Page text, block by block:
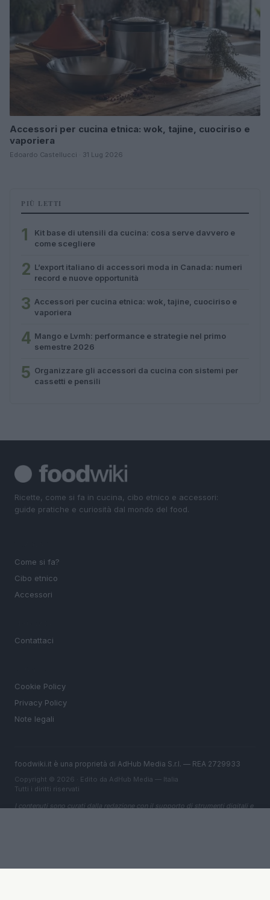
Accessori per cucina etnica: wok, tajine, cuociriso e
vaporiera
Edoardo Castellucci · 31 Lug 2026
PIÙ LETTI
1
Kit base di utensili da cucina: cosa serve davvero e
come scegliere
2 L’export italiano di accessori moda in Canada: numeri
record e nuove opportunità
3 Accessori per cucina etnica: wok, tajine, cuociriso e
vaporiera
4 Mango e Lvmh: performance e strategie nel primo
semestre 2026
5 Organizzare gli accessori da cucina con sistemi per
cassetti e pensili
Ricette, come si fa in cucina, cibo etnico e accessori:
guide pratiche e curiosità dal mondo del food.
Come si fa?
Cibo etnico
Accessori
Contattaci
Cookie Policy
Privacy Policy
Note legali
foodwiki.it è una proprietà di AdHub Media S.r.l. — REA 2729933
Copyright © 2026 · Edito da AdHub Media — Italia
Tutti i diritti riservati
I contenuti sono curati dalla redazione con il supporto di strumenti digitali e